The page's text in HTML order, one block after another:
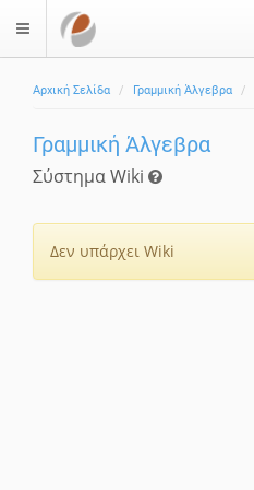
$langMenu
Αρχική Σελίδα Γραμμική Άλγεβρα
Γραμμική Άλγεβρα
Σύστημα Wiki
Δεν υπάρχει Wiki